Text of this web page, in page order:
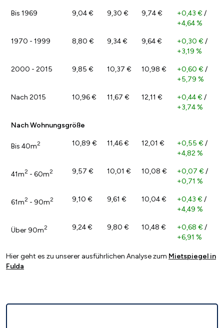
Bis 1969 9,04 € 9,30 € 9,74 € +0,43 € /
+4,64 %
1970 - 1999 8,80 € 9,34 € 9,64 € +0,30 € /
+3,19 %
2000 - 2015 9,85 € 10,37 € 10,98 € +0,60 € /
+5,79 %
Nach 2015 10,96 € 11,67 € 12,11 € +0,44 € /
+3,74 %
Nach Wohnungsgröße
Bis 40m2 10,89 € 11,46 € 12,01 € +0,55 € /
+4,82 %
41m2 - 60m2 9,57 € 10,01 € 10,08 € +0,07 € /
+0,71 %
61m2 - 90m2 9,10 € 9,61 € 10,04 € +0,43 € /
+4,49 %
Über 90m2 9,24 € 9,80 € 10,48 € +0,68 € /
+6,91 %
Hier geht es zu unserer ausführlichen Analyse zum Mietspiegel in
Fulda